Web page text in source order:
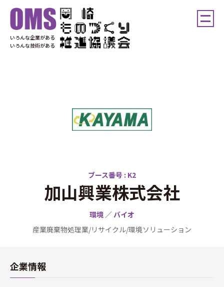
いろんな企業がある
いろんな技術がある
ブース番号 : K2
加山興業株式会社
環境 ／ バイオ
産業廃棄物処理業/リサイクル/環境ソリューション
企業情報